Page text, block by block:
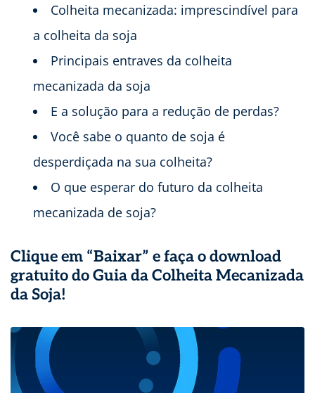
Colheita mecanizada: imprescindível para
a colheita da soja
Principais entraves da colheita
mecanizada da soja
E a solução para a redução de perdas?
Você sabe o quanto de soja é
desperdiçada na sua colheita?
O que esperar do futuro da colheita
mecanizada de soja?
Clique em “Baixar” e faça o download
gratuito do Guia da Colheita Mecanizada
da Soja!